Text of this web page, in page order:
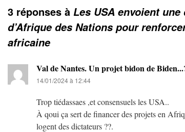
3 réponses à Les USA envoient
d’Afrique des Nations pour
africaine
Val de Nantes. Un projet bidon de
14/01/2024 à 12:44
Trop tiédassaes ,et consensuels les USA..
À qoui ça sert de financer des projets en
logent des dictateurs ??.